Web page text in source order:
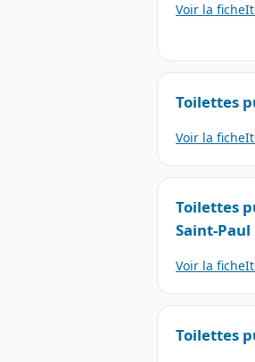
Voir la fiche
Toilettes
Voir la fiche
Toilettes
Saint-Paul
Voir la fiche
Toilettes